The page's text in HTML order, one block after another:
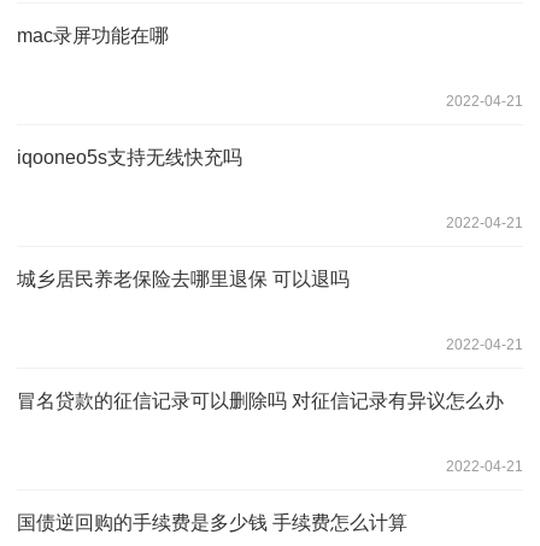
mac录屏功能在哪
2022-04-21
iqooneo5s支持无线快充吗
2022-04-21
城乡居民养老保险去哪里退保 可以退吗
2022-04-21
冒名贷款的征信记录可以删除吗 对征信记录有异议怎么办
2022-04-21
国债逆回购的手续费是多少钱 手续费怎么计算